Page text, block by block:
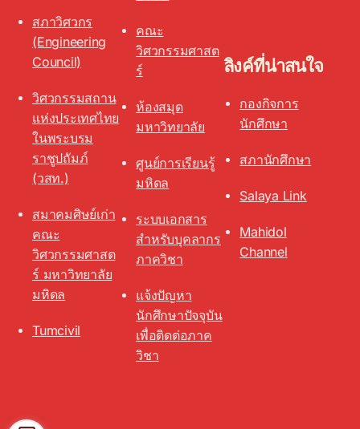
สภาวิศวกร
(Engineering
Council)
วิศวกรรมสถาน
แห่งประเทศไทย
ในพระบรม
ราชูปถัมภ์
(วสท.)
สมาคมศิษย์เก่า
คณะ
วิศวกรรมศาสต
ร์ มหาวิทยาลัย
มหิดล
Tumcivil
คณะ
วิศวกรรมศาสต
ร์
ห้องสมุด
มหาวิทยาลัย
ศูนย์การเรียนรู้
มหิดล
ระบบเอกสาร
สำหรับบุคลากร
ภาควิชา
แจ้งปัญหา
นักศึกษาปัจจุบัน
เพื่อติดต่อภาค
วิชา
ลิงค์ที่น่าสนใจ
กองกิจการ
นักศึกษา
สภานักศึกษา
Salaya Link
Mahidol
Channel